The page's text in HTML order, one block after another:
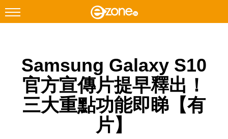
Facebook Instagram
科技焦點
網絡生活
Samsung Galaxy S10
官方宣傳片提早釋出！
三大重點功能即睇【有
片】